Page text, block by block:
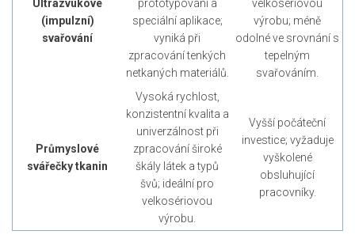
Ultrazvukové
(impulzní)
svařování
prototypování a
speciální aplikace;
vyniká při
zpracování tenkých
netkaných materiálů.
velkosériovou
výrobu; méně
odolné ve srovnání s
tepelným
svařováním.
Průmyslové
svářečky tkanin
Vysoká rychlost,
konzistentní kvalita a
univerzálnost při
zpracování široké
škály látek a typů
švů; ideální pro
velkosériovou
výrobu.
Vyšší počáteční
investice; vyžaduje
vyškolené
obsluhující
pracovníky.